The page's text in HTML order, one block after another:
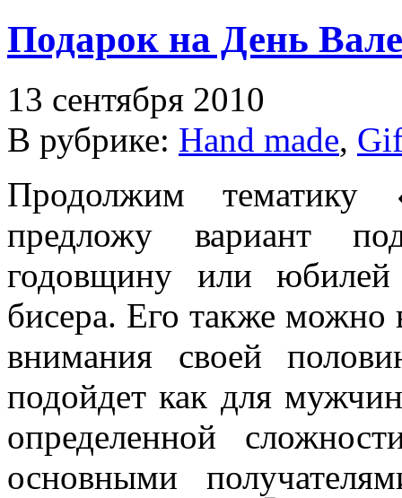
Подарок на День
13 сентября 2010
В рубрике: Hand made,
Продолжим тематику
предложу вариант
годовщину или
бисера. Его также можно
внимания своей
подойдет как для
определенной
основными